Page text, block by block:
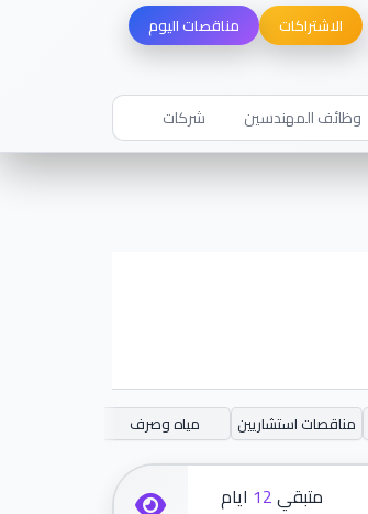
الاشتراكات مناقصات اليوم
وظائف المهندسين شركات
مناقصات استشاريين مياه وصرف
متبقي12 ايام